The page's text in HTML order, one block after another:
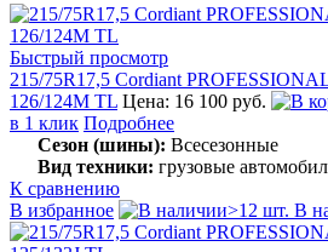
Быстрый просмотр
215/75R17,5 Cordiant
126/124M TL Цена: 16 100 руб.
в 1 клик Подробнее
Сезон (шины): Всесезонные
Вид техники: грузовые
К сравнению
В избранное
>12 шт. В